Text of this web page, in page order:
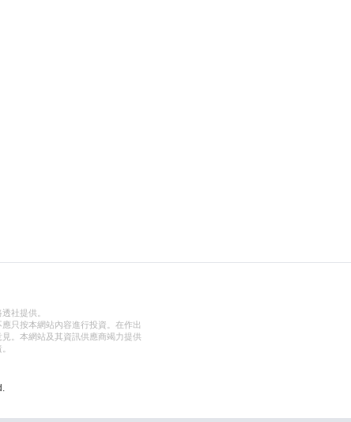
社提供。
只按本網站內容進行投資。在作出
。本網站及其資訊供應商竭力提供